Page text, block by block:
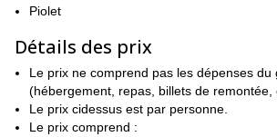
refuge pour 3 nuits.
progressive aux hautes altitudes, tandis que
marches et nos escalades sur neige et sur
paysages magnifiques, laun environnement
froid et frais et des vues épiquesce qui en
fait bon s'entraîner.
Piolet
Détails des prix
Le prix ne comprend pas les dépenses du
(hébergement, repas, billets de remontée,
Le prix cidessus est par personne.
Le prix comprend :